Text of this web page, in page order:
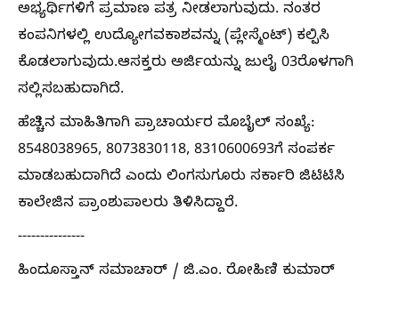
ಅಭ್ಯರ್ಥಿಗಳಿಗೆ ಪ್ರಮಾಣ ಪತ್ರ ನೀಡಲಾಗುವುದು. ನಂತರ
ಕಂಪನಿಗಳಲ್ಲಿ ಉದ್ಯೋಗವಕಾಶವನ್ನು (ಪ್ಲೇಸ್ಮೆಂಟ್) ಕಲ್ಪಿಸಿ
ಕೊಡಲಾಗುವುದು.ಆಸಕ್ತರು ಅರ್ಜಿಯನ್ನು ಜುಲೈ 03ರೊಳಗಾಗಿ
ಸಲ್ಲಿಸಬಹುದಾಗಿದೆ.
ಹೆಚ್ಚಿನ ಮಾಹಿತಿಗಾಗಿ ಪ್ರಾಚಾರ್ಯರ ಮೊಬೈಲ್ ಸಂಖ್ಯೆ:
8548038965, 8073830118, 8310600693ಗೆ ಸಂಪರ್ಕ
ಮಾಡಬಹುದಾಗಿದೆ ಎಂದು ಲಿಂಗಸುಗೂರು ಸರ್ಕಾರಿ ಜಿಟಿಟಿಸಿ
ಕಾಲೇಜಿನ ಪ್ರಾಂಶುಪಾಲರು ತಿಳಿಸಿದ್ದಾರೆ.
---------------
ಹಿಂದೂಸ್ತಾನ್ ಸಮಾಚಾರ್ / ಜಿ.ಎಂ. ರೋಹಿಣಿ ಕುಮಾರ್